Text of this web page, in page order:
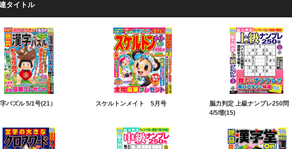
タイトル
パズル 5/1号(21） スケルトンメイト 5月号
脳力判定 上級ナンプレ250問
4/5増(15)